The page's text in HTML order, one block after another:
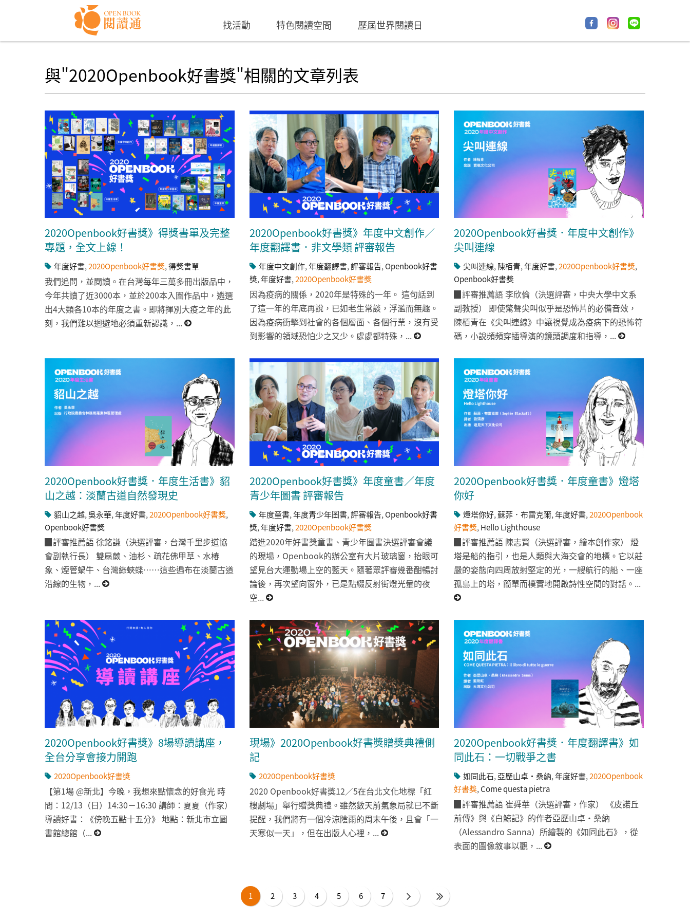
找活動 特色閱讀空間 歷屆世界閱讀日
與"2020Openbook好書獎"相關的文章列表
2020Openbook好書獎》得獎書單及完整
專題，全文上線！
年度好書,2020Openbook好書獎,得獎書單
我們追問，並閱讀。在台灣每年三萬多冊出版品中，
今年共讀了近3000本，並於200本入圍作品中，遴選
出4大類各10本的年度之書。即將揮別大疫之年的此
刻，我們難以迴避地必須重新認識，...
2020Openbook好書獎》年度中文創作／
年度翻譯書．非文學類 評審報告
年度中文創作,年度翻譯書,評審報告,Openbook好書
獎,年度好書,2020Openbook好書獎
因為疫病的關係，2020年是特殊的一年。 這句話到
了這一年的年底再說，已如老生常談，浮濫而無趣。
因為疫病衝擊到社會的各個層面、各個行業，沒有受
到影響的領域恐怕少之又少。處處都特殊，...
2020Openbook好書獎．年度中文創作》
尖叫連線
尖叫連線,陳栢青,年度好書,2020Openbook好書獎,
Openbook好書獎
▉評審推薦語 李欣倫（決選評審，中央大學中文系
副教授） 即使驚聲尖叫似乎是恐怖片的必備音效，
陳栢青在《尖叫連線》中讓視覺成為疫病下的恐怖符
碼，小說頻頻穿插導演的鏡頭調度和指導，...
2020Openbook好書獎．年度生活書》貂
山之越：淡蘭古道自然發現史
貂山之越,吳永華,年度好書,2020Openbook好書獎,
Openbook好書獎
▉評審推薦語 徐銘謙（決選評審，台灣千里步道協
會副執行長） 雙扇蕨、油杉、疏花佛甲草、水椿
象、煙管蝸牛、台灣綠蛺蝶……這些遍布在淡蘭古道
沿線的生物，...
2020Openbook好書獎》年度童書／年度
青少年圖書 評審報告
年度童書,年度青少年圖書,評審報告, Openbook好書
獎,年度好書,2020Openbook好書獎
踏進2020年好書獎童書、青少年圖書決選評審會議
的現場，Openbook的辦公室有大片玻璃窗，抬眼可
望見台大運動場上空的藍天。隨著眾評審幾番酣暢討
論後，再次望向窗外，已是點綴反射街燈光暈的夜
空...
2020Openbook好書獎．年度童書》燈塔
你好
燈塔你好,蘇菲．布雷克爾,年度好書,2020Openbook
好書獎, Hello Lighthouse
▉評審推薦語 陳志賢（決選評審，繪本創作家） 燈
塔是船的指引，也是人類與大海交會的地標。它以莊
嚴的姿態向四周放射堅定的光，一艘航行的船、一座
孤島上的塔，簡單而樸實地開啟詩性空間的對話。...
2020Openbook好書獎》8場導讀講座，
全台分享會接力開跑
2020Openbook好書獎
【第1場 @新北】今晚，我想來點懷念的好食光 時
間：12/13（日）14:30－16:30 講師：夏夏（作家）
導讀好書：《傍晚五點十五分》 地點：新北市立圖
書館總館（...
現場》2020Openbook好書獎贈獎典禮側
記
2020Openbook好書獎
2020 Openbook好書獎12／5在台北文化地標「紅
樓劇場」舉行贈獎典禮。雖然數天前氣象局就已不斷
提醒，我們將有一個冷涼陰雨的周末午後，且會「一
天寒似一天」，但在出版人心裡，...
2020Openbook好書獎．年度翻譯書》如
同此石：一切戰爭之書
如同此石, 亞歷山卓・桑納,年度好書,2020Openbook
好書獎, Come questa pietra
▉評審推薦語 崔舜華（決選評審，作家） 《皮諾丘
前傳》與《白鯨記》的作者亞歷山卓・桑納
（Alessandro Sanna）所繪製的《如同此石》，從
表面的圖像敘事以觀，...
1 2 3 4 5 6 7